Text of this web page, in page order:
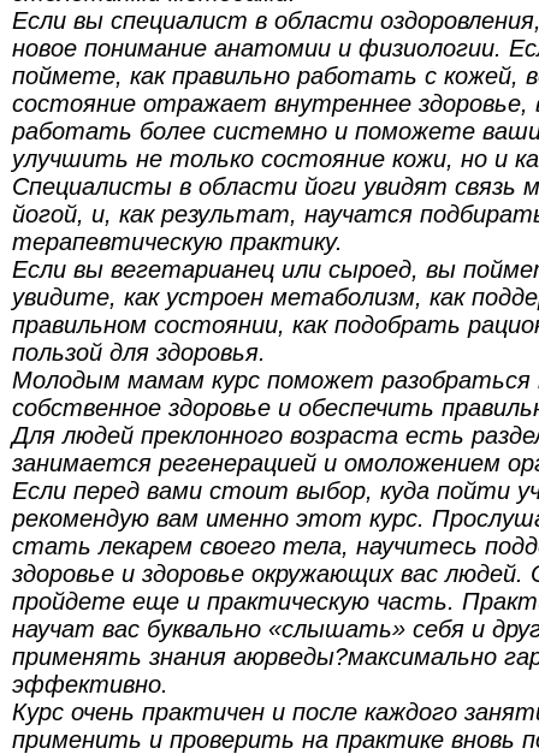
Если вы специалист в области
новое понимание анатомии и физиологии.
поймете, как правильно работать с кожей,
состояние отражает внутреннее здоровье,
работать более системно и поможете
улучшить не только состояние кожи, но и
Специалисты в области йоги увидят связь
йогой, и, как результат, научатся
терапевтическую практику.
Если вы вегетарианец или сыроед, вы
увидите, как устроен метаболизм, как
правильном состоянии, как подобрать
пользой для здоровья.
Молодым мамам курс поможет разобраться
собственное здоровье и обеспечить
Для людей преклонного возраста есть
занимается регенерацией и омоложением
Если перед вами стоит выбор, куда пойти
рекомендую вам именно этот курс.
стать лекарем своего тела, научитесь
здоровье и здоровье окружающих вас людей.
пройдете еще и практическую часть.
научат вас буквально «слышать» себя и
применять знания аюрведы?максимально
эффективно.
Курс очень практичен и после каждого
применить и проверить на практике вновь